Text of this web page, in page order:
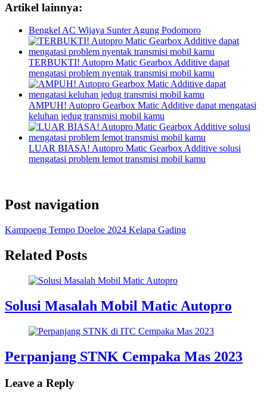
Artikel lainnya:
Bengkel AC Wijaya Sunter Agung Podomoro
TERBUKTI! Autopro Matic Gearbox Additive dapat
mengatasi problem nyentak transmisi mobil kamu
AMPUH! Autopro Gearbox Matic Additive dapat mengatasi
keluhan jedug transmisi mobil kamu
LUAR BIASA! Autopro Matic Gearbox Additive solusi
mengatasi problem lemot transmisi mobil kamu
Post navigation
Kampoeng Tempo Doeloe 2024 Kelapa Gading
Related Posts
Solusi Masalah Mobil Matic Autopro
Perpanjang STNK Cempaka Mas 2023
Leave a Reply